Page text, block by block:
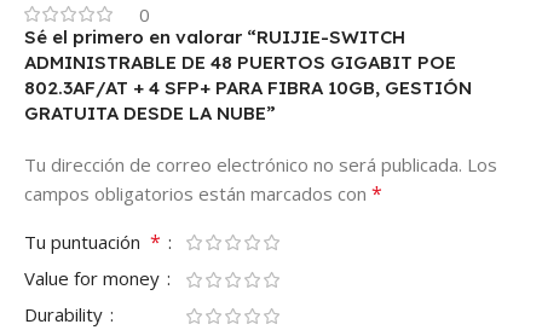
0
Sé el primero en valorar “RUIJIE-SWITCH
ADMINISTRABLE DE 48 PUERTOS GIGABIT POE
802.3AF/AT + 4 SFP+ PARA FIBRA 10GB, GESTIÓN
GRATUITA DESDE LA NUBE”
Tu dirección de correo electrónico no será publicada. Los
campos obligatorios están marcados con *
Tu puntuación *
Value for money
Durability